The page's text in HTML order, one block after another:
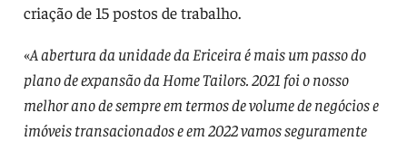
criação de 15 postos de trabalho.
«A abertura da unidade da Ericeira é mais um passo do
plano de expansão da Home Tailors. 2021 foi o nosso
melhor ano de sempre em termos de volume de negócios e
imóveis transacionados e em 2022 vamos seguramente